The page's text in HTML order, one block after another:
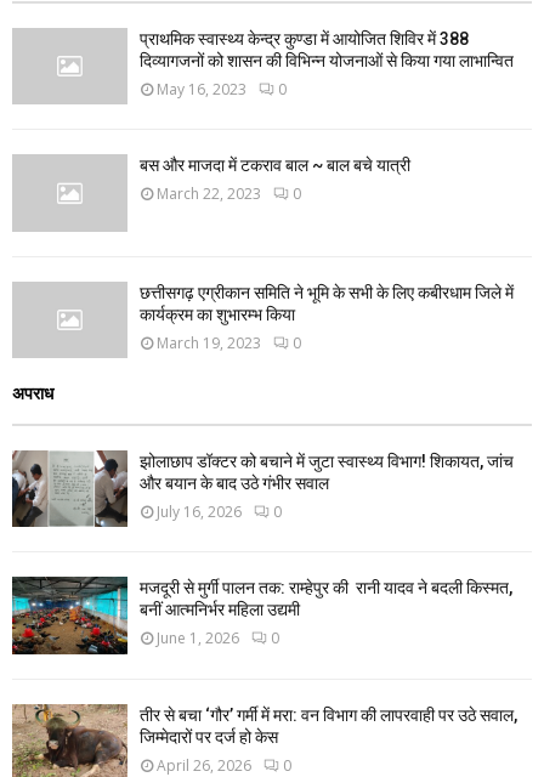
प्राथमिक स्वास्थ्य केन्द्र कुण्डा में आयोजित शिविर में 388
दिव्यागजनों को शासन की विभिन्न योजनाओं से किया गया लाभान्वित
May 16, 2023 0
बस और माजदा में टकराव बाल ~ बाल बचे यात्री
March 22, 2023 0
छत्तीसगढ़ एग्रीकान समिति ने भूमि के सभी के लिए कबीरधाम जिले में
कार्यक्रम का शुभारम्भ किया
March 19, 2023 0
अपराध
झोलाछाप डॉक्टर को बचाने में जुटा स्वास्थ्य विभाग! शिकायत, जांच
और बयान के बाद उठे गंभीर सवाल
July 16, 2026 0
मजदूरी से मुर्गी पालन तक: राम्हेपुर की रानी यादव ने बदली किस्मत,
बनीं आत्मनिर्भर महिला उद्यमी
June 1, 2026 0
तीर से बचा ‘गौर’ गर्मी में मरा: वन विभाग की लापरवाही पर उठे सवाल,
जिम्मेदारों पर दर्ज हो केस
April 26, 2026 0